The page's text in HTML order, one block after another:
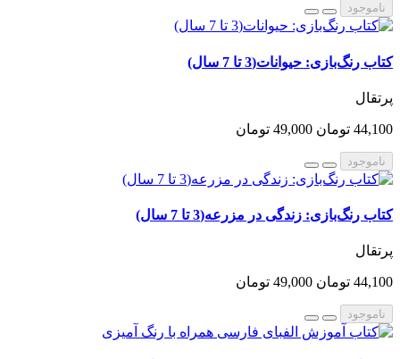
ناموجود
کتاب رنگ‌بازی: حیوانات(3 تا 7 سال)
پرتقال
44,100 تومان 49,000 تومان
ناموجود
کتاب رنگ‌بازی: زندگی در مزرعه(3 تا 7 سال)
پرتقال
44,100 تومان 49,000 تومان
ناموجود